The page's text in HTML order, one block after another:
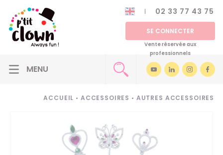
02 33 77 43 75
SE CONNECTER
Vente réservée aux
professionnels
ACCUEIL • ACCESSOIRES • AUTRES ACCESSOIRES